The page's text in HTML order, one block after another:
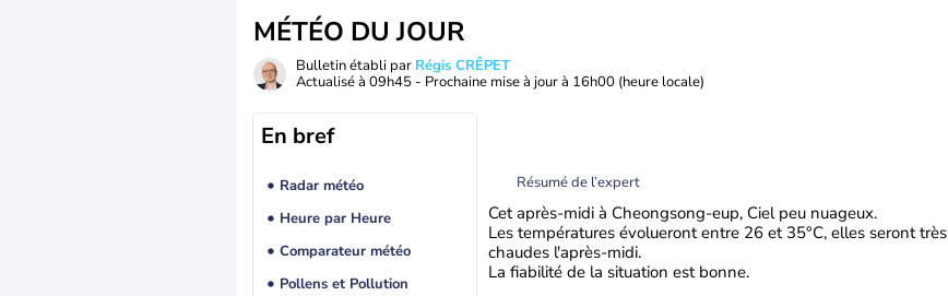
MÉTÉO DU JOUR
Bulletin établi par Régis CRÊPET
Actualisé à 09h45 - Prochaine mise à jour à 16h00 (heure locale)
En bref
Radar météo
Heure par Heure
Comparateur météo
Pollens et Pollution
Résumé de l’expert
Cet après-midi à Cheongsong-eup, Ciel peu nuageux.
Les températures évolueront entre 26 et 35°C, elles seront très
chaudes l'après-midi.
La fiabilité de la situation est bonne.